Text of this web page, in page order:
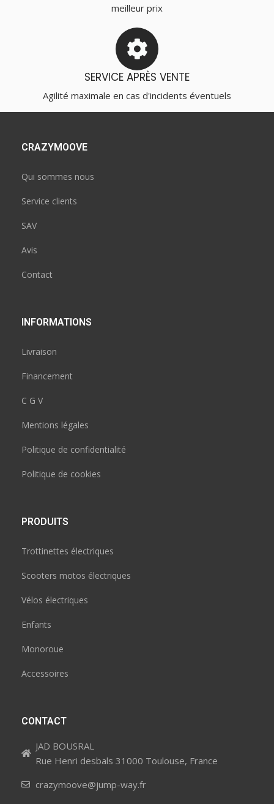
meilleur prix
SERVICE APRÈS VENTE
Agilité maximale en cas d'incidents éventuels
CRAZYMOOVE
Qui sommes nous
Service clients
SAV
Avis
Contact
INFORMATIONS
Livraison
Financement
C G V
Mentions légales
Politique de confidentialité
Politique de cookies
PRODUITS
Trottinettes électriques
Scooters motos électriques
Vélos électriques
Enfants
Monoroue
Accessoires
CONTACT
JAD BOUSRAL
Rue Henri desbals 31000 Toulouse, France
crazymoove@jump-way.fr